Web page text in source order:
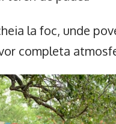
la foc, unde
completa